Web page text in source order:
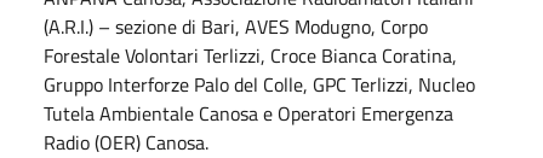
(A.R.I.) – sezione di Bari, AVES Modugno, Corpo
Forestale Volontari Terlizzi, Croce Bianca Coratina,
Gruppo Interforze Palo del Colle, GPC Terlizzi, Nucleo
Tutela Ambientale Canosa e Operatori Emergenza
Radio (OER) Canosa.